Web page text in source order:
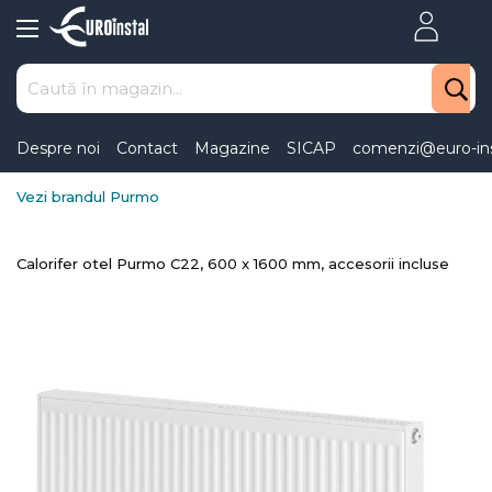
to
Content
Despre noi Contact Magazine SICAP comenzi@euro-
Vezi brandul Purmo
Calorifer otel Purmo C22, 600 x 1600 mm, accesorii incluse
end